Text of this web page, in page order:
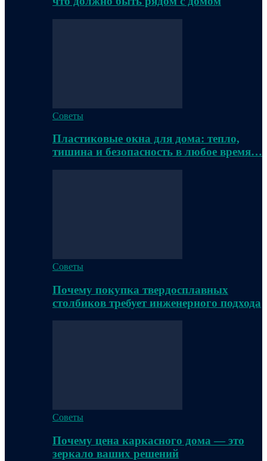
Советы
Пластиковые окна для дома: тепло,
тишина и безопасность в любое время…
Советы
Почему покупка твердосплавных
столбиков требует инженерного подхода
Советы
Почему цена каркасного дома — это
зеркало ваших решений